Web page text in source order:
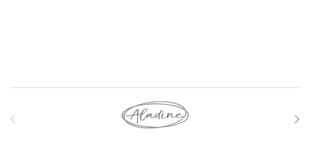
Marcas De Carrusel